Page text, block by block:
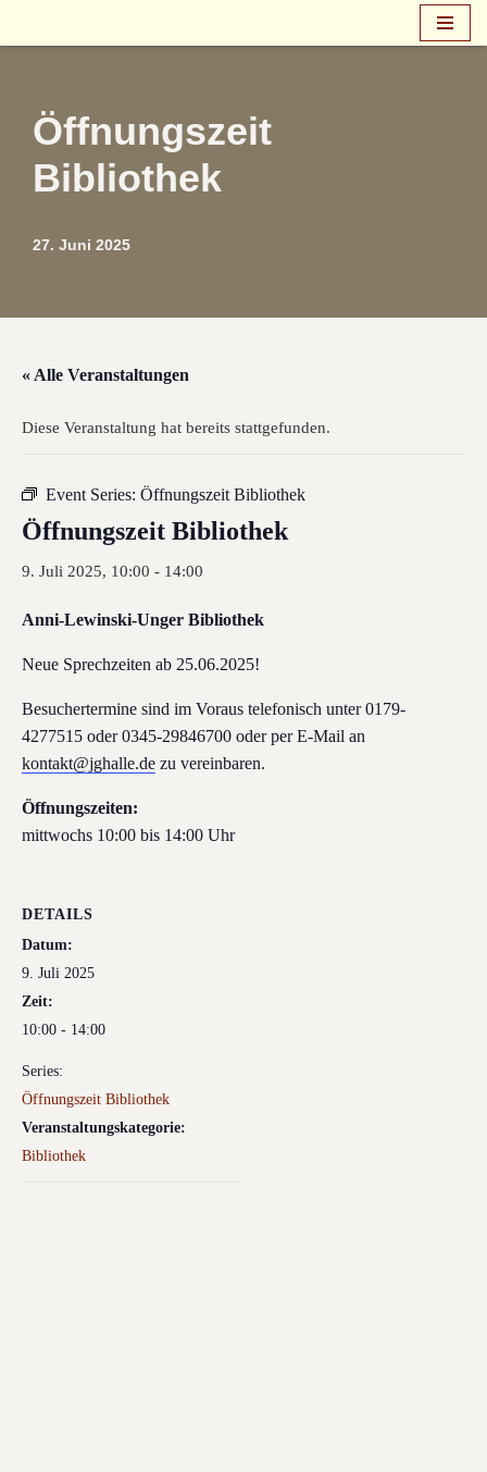
springen
Öffnungszeit
Bibliothek
27. Juni 2025
« Alle Veranstaltungen
Diese Veranstaltung hat bereits stattgefunden.
Event Series: Öffnungszeit Bibliothek
Öffnungszeit Bibliothek
9. Juli 2025, 10:00 - 14:00
Anni-Lewinski-Unger Bibliothek
Neue Sprechzeiten ab 25.06.2025!
Besuchertermine sind im Voraus telefonisch unter 0179-
4277515 oder 0345-29846700 oder per E-Mail an
kontakt@jghalle.de zu vereinbaren.
Öffnungszeiten:
mittwochs 10:00 bis 14:00 Uhr
DETAILS
Datum:
9. Juli 2025
Zeit:
10:00 - 14:00
Series:
Öffnungszeit Bibliothek
Veranstaltungskategorie:
Bibliothek